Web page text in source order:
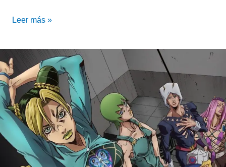
Leer más »
Ocean:
Llega
Jolyne
Cujoh,
la
hija
de
Jotaro